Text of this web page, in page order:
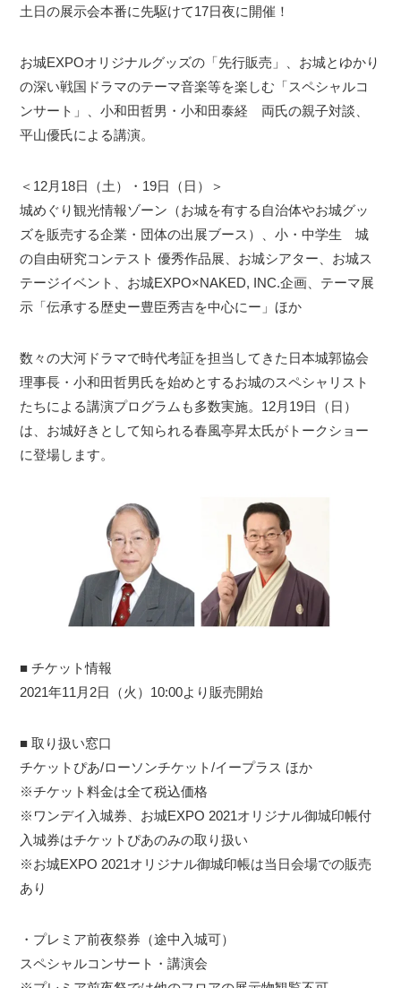
土日の展示会本番に先駆けて17日夜に開催！
お城EXPOオリジナルグッズの「先行販売」、お城とゆかり
の深い戦国ドラマのテーマ音楽等を楽しむ「スペシャルコ
ンサート」、小和田哲男・小和田泰経 両氏の親子対談、
平山優氏による講演。
＜12月18日（土）・19日（日）＞
城めぐり観光情報ゾーン（お城を有する自治体やお城グッ
ズを販売する企業・団体の出展ブース）、小・中学生 城
の自由研究コンテスト 優秀作品展、お城シアター、お城ス
テージイベント、お城EXPO×NAKED, INC.企画、テーマ展
示「伝承する歴史ー豊臣秀吉を中心にー」ほか
数々の大河ドラマで時代考証を担当してきた日本城郭協会
理事長・小和田哲男氏を始めとするお城のスペシャリスト
たちによる講演プログラムも多数実施。12月19日（日）
は、お城好きとして知られる春風亭昇太氏がトークショー
に登場します。
■ チケット情報
2021年11月2日（火）10:00より販売開始
■ 取り扱い窓口
チケットぴあ/ローソンチケット/イープラス ほか
※チケット料金は全て税込価格
※ワンデイ入城券、お城EXPO 2021オリジナル御城印帳付
入城券はチケットぴあのみの取り扱い
※お城EXPO 2021オリジナル御城印帳は当日会場での販売
あり
・プレミア前夜祭券（途中入城可）
スペシャルコンサート・講演会